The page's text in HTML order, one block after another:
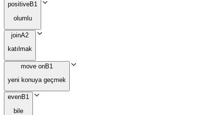
positiveB1
olumlu
joinA2
katılmak
move onB1
yeni konuya geçmek
evenB1
bile